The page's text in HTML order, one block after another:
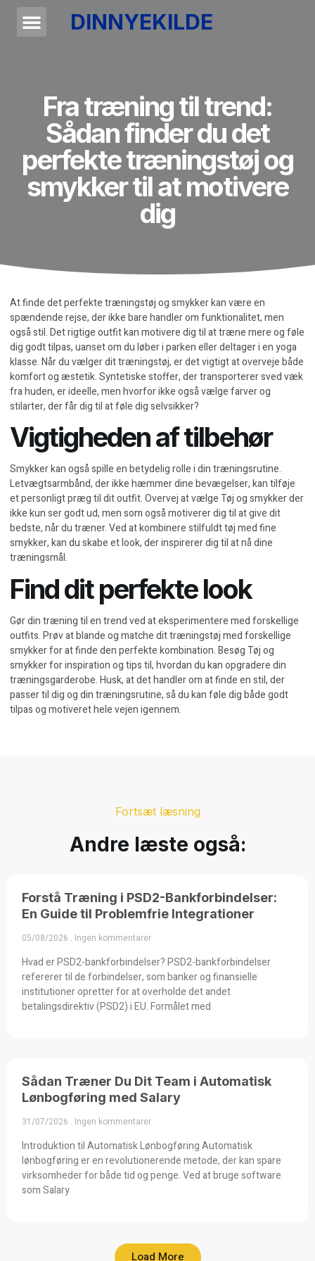
DINNYEKILDE
Fra træning til trend:
Sådan finder du det
perfekte træningstøj og
smykker til at motivere
dig
At finde det perfekte træningstøj og smykker kan være en
spændende rejse, der ikke bare handler om funktionalitet, men
også stil. Det rigtige outfit kan motivere dig til at træne mere og føle
dig godt tilpas, uanset om du løber i parken eller deltager i en yoga
klasse. Når du vælger dit træningstøj, er det vigtigt at overveje både
komfort og æstetik. Syntetiske stoffer, der transporterer sved væk
fra huden, er ideelle, men hvorfor ikke også vælge farver og
stilarter, der får dig til at føle dig selvsikker?
Vigtigheden af tilbehør
Smykker kan også spille en betydelig rolle i din træningsrutine.
Letvægtsarmbånd, der ikke hæmmer dine bevægelser, kan tilføje
et personligt præg til dit outfit. Overvej at vælgeTøj og smykkerder
ikke kun ser godt ud, men som også motiverer dig til at give dit
bedste, når du træner. Ved at kombinere stilfuldt tøj med fine
smykker, kan du skabe et look, der inspirerer dig til at nå dine
træningsmål.
Find dit perfekte look
Gør din træning til en trend ved at eksperimentere med forskellige
outfits. Prøv at blande og matche dit træningstøj med forskellige
smykker for at finde den perfekte kombination. BesøgTøj og
smykkerfor inspiration og tips til, hvordan du kan opgradere din
træningsgarderobe. Husk, at det handler om at finde en stil, der
passer til dig og din træningsrutine, så du kan føle dig både godt
tilpas og motiveret hele vejen igennem.
Fortsæt læsning
Andre læste også:
Forstå Træning i PSD2-Bankforbindelser:
En Guide til Problemfrie Integrationer
05/08/2026 Ingen kommentarer
Hvad er PSD2-bankforbindelser? PSD2-bankforbindelser
refererer til de forbindelser, som banker og finansielle
institutioner opretter for at overholde det andet
betalingsdirektiv (PSD2) i EU. Formålet med
Sådan Træner Du Dit Team i Automatisk
Lønbogføring med Salary
31/07/2026 Ingen kommentarer
Introduktion til Automatisk Lønbogføring Automatisk
lønbogføring er en revolutionerende metode, der kan spare
virksomheder for både tid og penge. Ved at bruge software
som Salary
Load More